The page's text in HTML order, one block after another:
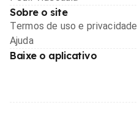
Sobre o site
Termos de uso e privacidade
Ajuda
Baixe o aplicativo